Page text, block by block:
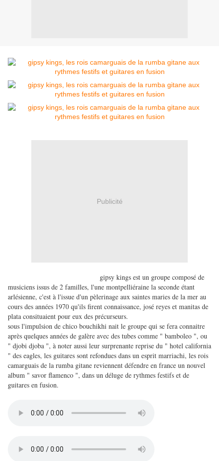
Publicité
gipsy kings est un groupe composé de
musiciens issus de 2 familles, l'une montpelliéraine la seconde étant
arlésienne, c'est à l'issue d'un pèlerinage aux saintes maries de la mer au
cours des années 1970 qu'ils firent connaissance, josé reyes et manitas de
plata consituaient pour eux des précurseurs.
sous l'impulsion de chico bouchikhi nait le groupe qui se fera connaitre
après quelques années de galère avec des tubes comme " bamboleo ", ou
" djobi djoba ", à noter aussi leur surprenante reprise du " hotel california
" des eagles, les guitares sont refondues dans un esprit marriachi, les rois
camarguais de la rumba gitane reviennent défendre en france un nouvel
album " savor flamenco ", dans un déluge de rythmes festifs et de
guitares en fusion.